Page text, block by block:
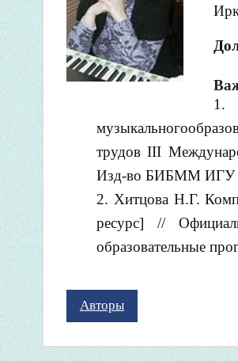
трудов III
Изд-во БИБММ ИГУ
Хитцова Н.Г.
ресурс] //
образовательные
Авторы